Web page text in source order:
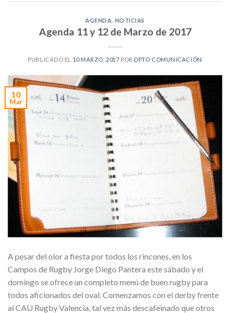
AGENDA NOTICIAS
Agenda 11 y 12 de Marzo de 2017
PUBLICADO EL 10 MARZO, 2017 POR DPTO COMUNICACIÓN
10
Mar
A pesar del olor a fiesta por todos los rincones, en los
Campos de Rugby Jorge Diego Pantera este sábado y el
domingo se ofrece un completo menú de buen rugby para
todos aficionados del oval. Comenzamos con el derby frente
al CAU Rugby Valencia, tal vez más descafeinado que otros